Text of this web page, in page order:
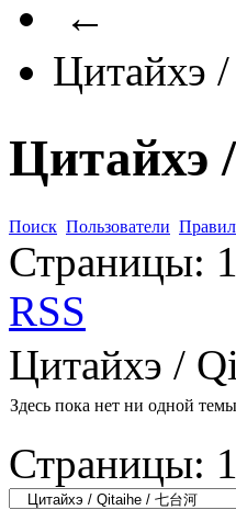
←
Цитайхэ
Цитайхэ
Поиск Пользователи
Страницы: 1
RSS
Цитайхэ /
Здесь пока нет ни одной
Страницы: 1